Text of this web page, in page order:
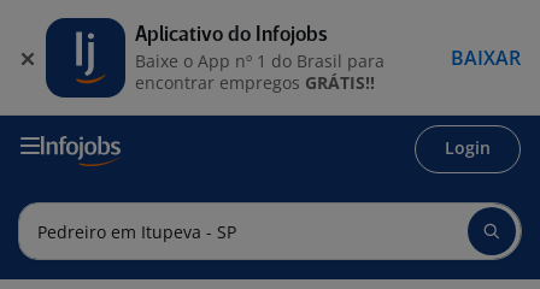
Login
Aplicativo do Infojobs
Baixe o App nº 1 do Brasil para
encontrar empregos GRÁTIS!!
BAIXAR